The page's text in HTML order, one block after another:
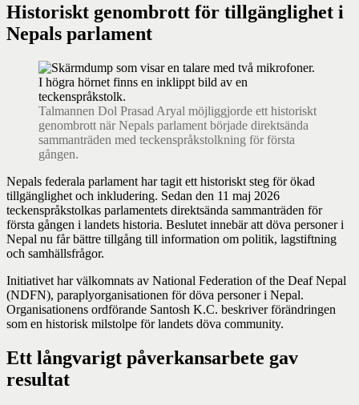
Historiskt genombrott för tillgänglighet i
Nepals parlament
Talmannen Dol Prasad Aryal möjliggjorde ett historiskt
genombrott när Nepals parlament började direktsända
sammanträden med teckenspråkstolkning för första
gången.
Nepals federala parlament har tagit ett historiskt steg för ökad
tillgänglighet och inkludering. Sedan den 11 maj 2026
teckenspråkstolkas parlamentets direktsända sammanträden för
första gången i landets historia. Beslutet innebär att döva personer i
Nepal nu får bättre tillgång till information om politik, lagstiftning
och samhällsfrågor.
Initiativet har välkomnats av National Federation of the Deaf Nepal
(NDFN), paraplyorganisationen för döva personer i Nepal.
Organisationens ordförande Santosh K.C. beskriver förändringen
som en historisk milstolpe för landets döva community.
Ett långvarigt påverkansarbete gav
resultat